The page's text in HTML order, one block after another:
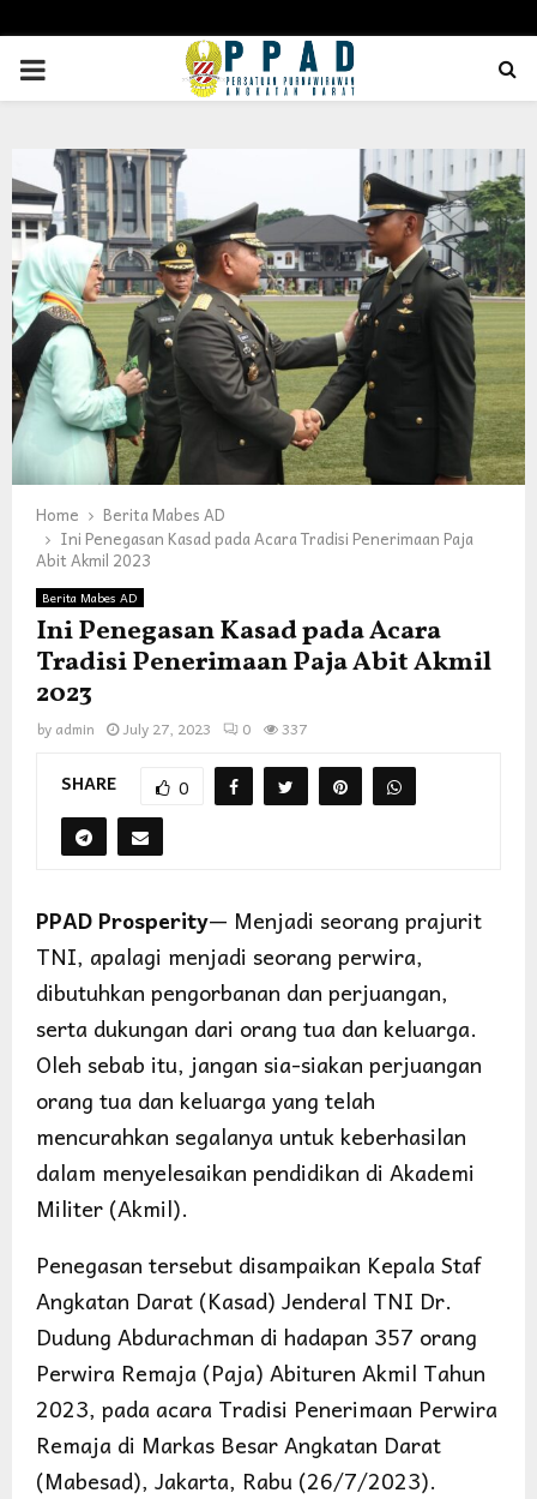
PRIMARY
Home
Berita Mabes AD
Ini Penegasan Kasad pada Acara Tradisi Penerimaan Paja
Abit Akmil 2023
Berita Mabes AD
Ini Penegasan Kasad pada Acara
Tradisi Penerimaan Paja Abit Akmil
2023
by admin July 27, 2023 0 337
SHARE 0
PPAD Prosperity— Menjadi seorang prajurit
TNI, apalagi menjadi seorang perwira,
dibutuhkan pengorbanan dan perjuangan,
serta dukungan dari orang tua dan keluarga.
Oleh sebab itu, jangan sia-siakan perjuangan
orang tua dan keluarga yang telah
mencurahkan segalanya untuk keberhasilan
dalam menyelesaikan pendidikan di Akademi
Militer (Akmil).
Penegasan tersebut disampaikan Kepala Staf
Angkatan Darat (Kasad) Jenderal TNI Dr.
Dudung Abdurachman di hadapan 357 orang
Perwira Remaja (Paja) Abituren Akmil Tahun
2023, pada acara Tradisi Penerimaan Perwira
Remaja di Markas Besar Angkatan Darat
(Mabesad), Jakarta, Rabu (26/7/2023).